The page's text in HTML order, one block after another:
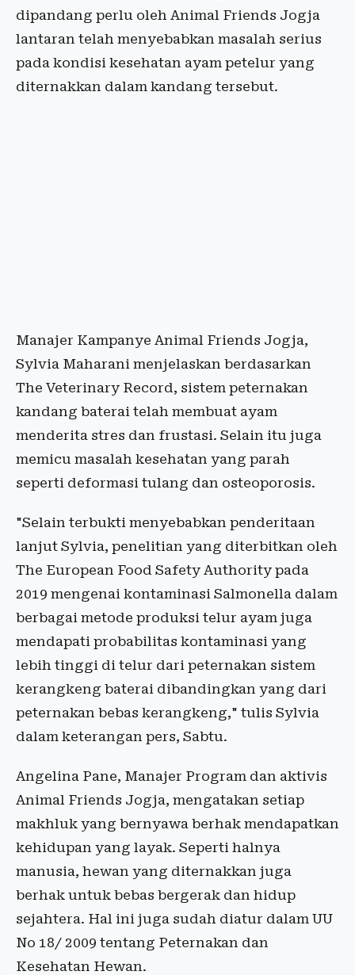
dipandang perlu oleh Animal Friends Jogja
lantaran telah menyebabkan masalah serius
pada kondisi kesehatan ayam petelur yang
diternakkan dalam kandang tersebut.
Manajer Kampanye Animal Friends Jogja,
Sylvia Maharani menjelaskan berdasarkan
The Veterinary Record, sistem peternakan
kandang baterai telah membuat ayam
menderita stres dan frustasi. Selain itu juga
memicu masalah kesehatan yang parah
seperti deformasi tulang dan osteoporosis.
"Selain terbukti menyebabkan penderitaan
lanjut Sylvia, penelitian yang diterbitkan oleh
The European Food Safety Authority pada
2019 mengenai kontaminasi Salmonella dalam
berbagai metode produksi telur ayam juga
mendapati probabilitas kontaminasi yang
lebih tinggi di telur dari peternakan sistem
kerangkeng baterai dibandingkan yang dari
peternakan bebas kerangkeng," tulis Sylvia
dalam keterangan pers, Sabtu.
Angelina Pane, Manajer Program dan aktivis
Animal Friends Jogja, mengatakan setiap
makhluk yang bernyawa berhak mendapatkan
kehidupan yang layak. Seperti halnya
manusia, hewan yang diternakkan juga
berhak untuk bebas bergerak dan hidup
sejahtera. Hal ini juga sudah diatur dalam UU
No 18/ 2009 tentang Peternakan dan
Kesehatan Hewan.